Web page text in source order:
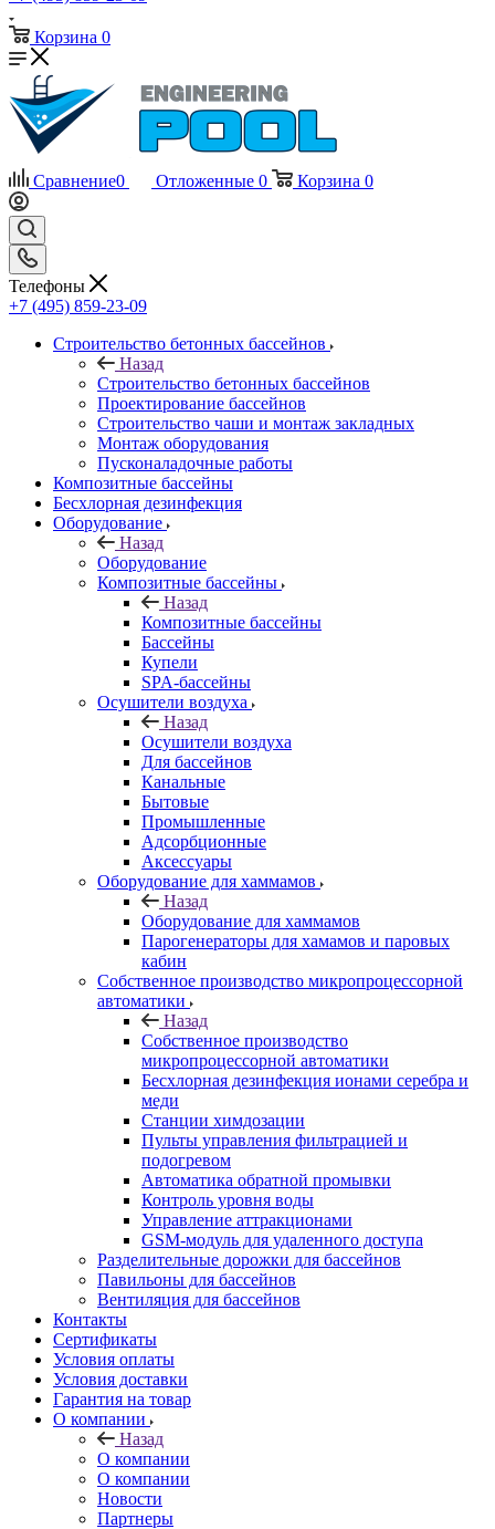
Корзина 0
Сравнение0 Отложенные 0 Корзина 0
Телефоны
+7 (495) 859-23-09
Строительство бетонных бассейнов
Назад
Строительство бетонных бассейнов
Проектирование бассейнов
Строительство чаши и монтаж закладных
Монтаж оборудования
Пусконаладочные работы
Композитные бассейны
Бесхлорная дезинфекция
Оборудование
Назад
Оборудование
Композитные бассейны
Назад
Композитные бассейны
Бассейны
Купели
SPA-бассейны
Осушители воздуха
Назад
Осушители воздуха
Для бассейнов
Канальные
Бытовые
Промышленные
Адсорбционные
Аксессуары
Оборудование для хаммамов
Назад
Оборудование для хаммамов
Парогенераторы для хамамов и паровых
кабин
Собственное производство микропроцессорной
автоматики
Назад
Собственное производство
микропроцессорной автоматики
Беcхлорная дезинфекция ионами серебра и
меди
Станции химдозации
Пульты управления фильтрацией и
подогревом
Автоматика обратной промывки
Контроль уровня воды
Управление аттракционами
GSM-модуль для удаленного доступа
Разделительные дорожки для бассейнов
Павильоны для бассейнов
Вентиляция для бассейнов
Контакты
Сертификаты
Условия оплаты
Условия доставки
Гарантия на товар
О компании
Назад
О компании
О компании
Новости
Партнеры